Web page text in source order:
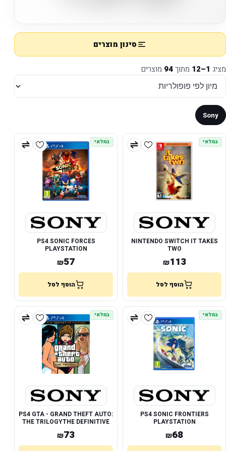
סינון מוצרים
מציג 1–12 מתוך94 מוצרים
Sony
במלאי
NINTENDO SWITCH IT TAKES
TWO
₪113
הוסף לסל
במלאי
PS4 SONIC FORCES
PLAYSTATION
₪57
הוסף לסל
במלאי
PS4 SONIC FRONTIERS
PLAYSTATION
₪68
במלאי
PS4 GTA - GRAND THEFT AUTO:
THE TRILOGYTHE DEFINITIVE
EDITION PLAYSTATION
₪73